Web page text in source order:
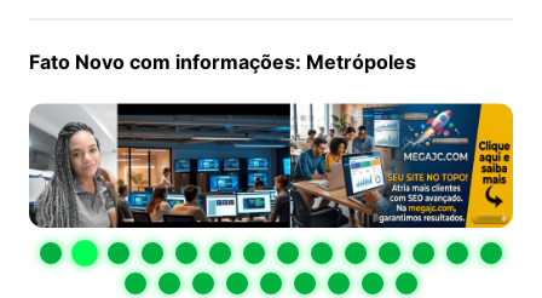
Fato Novo com informações: Metrópoles